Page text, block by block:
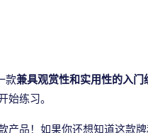
款兼具观赏性和实用性的入门
始练习。
产品！如果你还想知道这款